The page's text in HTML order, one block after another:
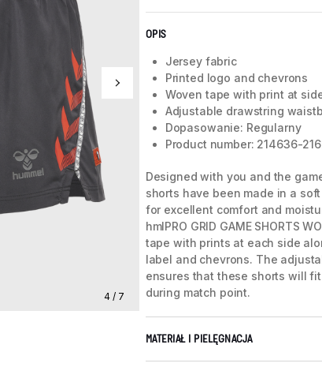
4 / 7
OPIS
Jersey fabric
Printed logo and chevrons
Woven tape with print at
Adjustable drawstring
Dopasowanie: Regularny
Product number: 214636-
Designed with you and the
shorts have been made in a
for excellent comfort and
hmlPRO GRID GAME SHORTS
tape with prints at each side
label and chevrons. The
ensures that these shorts will
during match point.
MATERIAŁ I PIELĘGNACJA